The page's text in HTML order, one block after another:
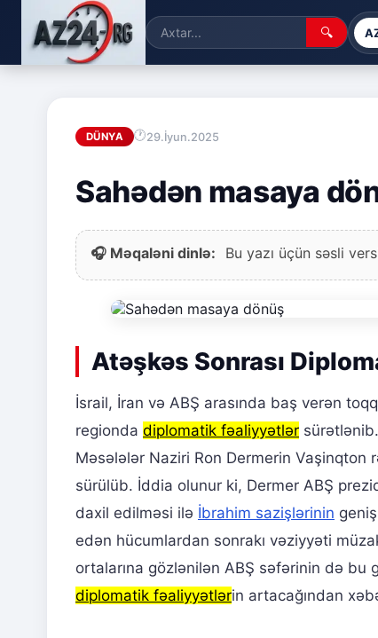
🔍
DÜNYA 29.İyun.2025
Sahədən masaya
🎧 Məqaləni dinlə: Bu yazı üçün səsli
Atəşkəs Sonrası
İsrail, İran və ABŞ arasında baş verən
regionda diplomatik fəaliyyətlər
Məsələlər Naziri Ron Dermerin Vaşinqton
sürülüb. İddia olunur ki, Dermer ABŞ
daxil edilməsi ilə İbrahim sazişlərinin
edən hücumlardan sonrakı vəziyyəti
ortalarına gözlənilən ABŞ səfərinin də
diplomatik fəaliyyətlərin artacağından